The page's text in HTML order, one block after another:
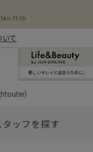
て
新しいキレイと出合うために。
タッフを探す